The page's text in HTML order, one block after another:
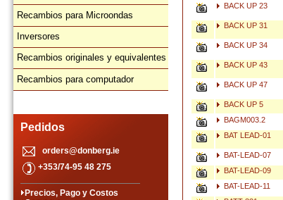
Recambios para Microondas
Inversores
Recambios originales y equivalentes
Recambios para computador
Pedidos
orders@donberg.ie
+353/74-95 48 275
Precios, Pago y Costos
BACK UP 23
BACK UP 31
BACK UP 34
BACK UP 43
BACK UP 47
BACK UP 5
BAGM003.2
BAT LEAD-01
BAT-LEAD-07
BAT-LEAD-09
BAT-LEAD-11